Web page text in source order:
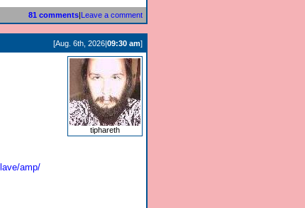
81 comments|Leave a comment
[Aug. 6th, 2026| 09:30 am]
tiphareth
ave/amp/